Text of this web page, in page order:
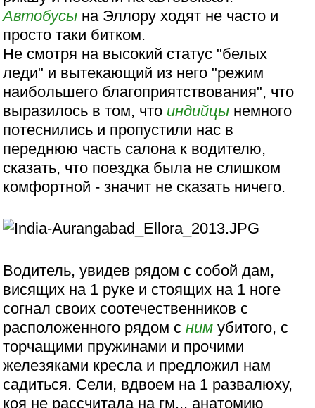
Автобусы на Эллору ходят не часто и
просто таки битком.
Не смотря на высокий статус "белых
леди" и вытекающий из него "режим
наибольшего благоприятствования", что
выразилось в том, что индийцы немного
потеснились и пропустили нас в
переднюю часть салона к водителю,
сказать, что поездка была не слишком
комфортной - значит не сказать ничего.
Водитель, увидев рядом с собой дам,
висящих на 1 руке и стоящих на 1 ноге
согнал своих соотечественников с
расположенного рядом сним убитого, с
торчащими пружинами и прочими
железяками кресла и предложил нам
садиться. Сели, вдвоем на 1 развалюху,
коя не рассчитала на гм... анатомию